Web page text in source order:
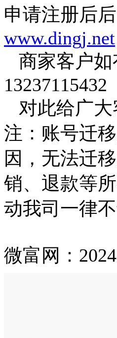
申请注册后
www.dingj.net
商家客户如
13237115432
对此给广大
注：账号迁
因，无法迁
销、退款等
动我司一律不
微富网：